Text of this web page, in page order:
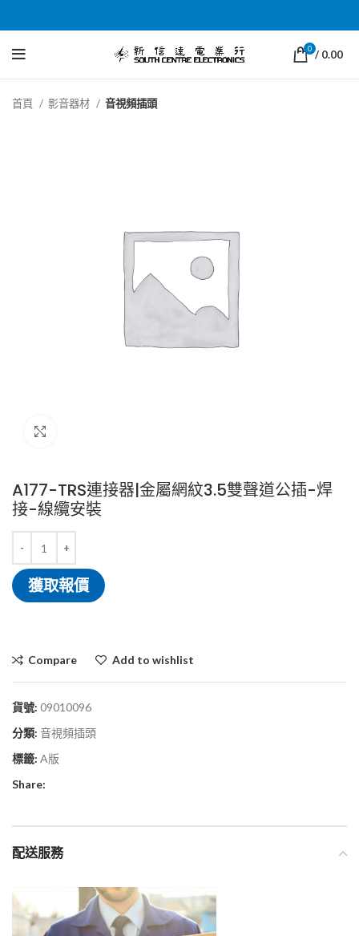
0 / 0.00
首頁 影音器材 音視頻插頭
A177-TRS連接器|金屬網紋3.5雙聲道公插-焊
接-線纜安裝
獲取報價
Compare Add to wishlist
貨號: 09010096
分類: 音視頻插頭
標籤: A版
Share:
配送服務